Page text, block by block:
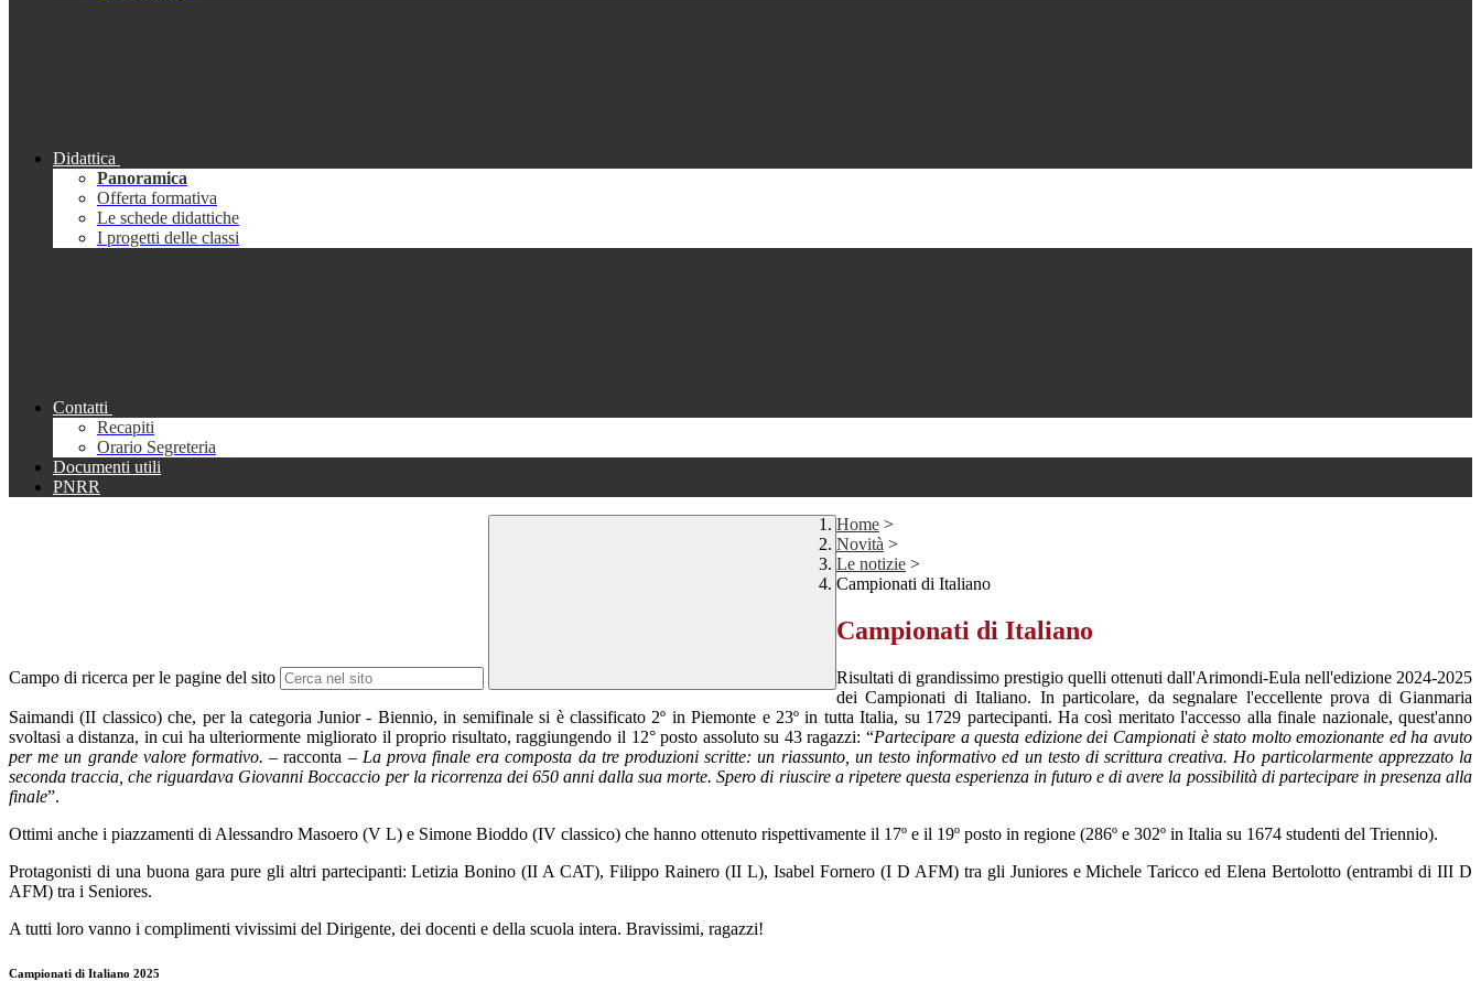
Didattica
Panoramica
Offerta formativa
Le schede didattiche
I progetti delle classi
Contatti
Recapiti
Orario Segreteria
Documenti utili
PNRR
Campo di ricerca per le pagine del sito
Home >
Novità >
Le notizie >
Campionati di Italiano
Campionati di Italiano
Risultati di grandissimo prestigio quelli ottenuti dall'Arimondi-Eula nell'edizione 2024-2025
dei Campionati di Italiano. In particolare, da segnalare l'eccellente prova di Gianmaria
Saimandi (II classico) che, per la categoria Junior - Biennio, in semifinale si è classificato 2º in Piemonte e 23º in tutta Italia, su 1729 partecipanti. Ha così meritato l'accesso alla finale nazionale, quest'anno
svoltasi a distanza, in cui ha ulteriormente migliorato il proprio risultato, raggiungendo il 12° posto assoluto su 43 ragazzi: “Partecipare a questa edizione dei Campionati è stato molto emozionante ed ha avuto
per me un grande valore formativo. – racconta – La prova finale era composta da tre produzioni scritte: un riassunto, un testo informativo ed un testo di scrittura creativa. Ho particolarmente apprezzato la
seconda traccia, che riguardava Giovanni Boccaccio per la ricorrenza dei 650 anni dalla sua morte. Spero di riuscire a ripetere questa esperienza in futuro e di avere la possibilità di partecipare in presenza alla
finale”.
Ottimi anche i piazzamenti di Alessandro Masoero (V L) e Simone Bioddo (IV classico) che hanno ottenuto rispettivamente il 17º e il 19º posto in regione (286º e 302º in Italia su 1674 studenti del Triennio).
Protagonisti di una buona gara pure gli altri partecipanti: Letizia Bonino (II A CAT), Filippo Rainero (II L), Isabel Fornero (I D AFM) tra gli Juniores e Michele Taricco ed Elena Bertolotto (entrambi di III D
AFM) tra i Seniores.
A tutti loro vanno i complimenti vivissimi del Dirigente, dei docenti e della scuola intera. Bravissimi, ragazzi!
Campionati di Italiano 2025